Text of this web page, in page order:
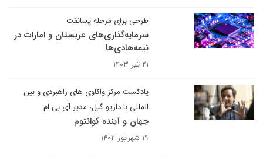
طرحی برای مرحله پسانفت
سرمایه‌گذاری‌های عربستان و امارات در
نیمه‌هادی‌ها
۲۱ تیر ۱۴۰۳
پادکست مرکز واکاوی های راهبردی و بین
المللی با داریو گیل، مدیر آی بی ام
جهان و آینده کوانتوم
۱۹ شهریور ۱۴۰۲